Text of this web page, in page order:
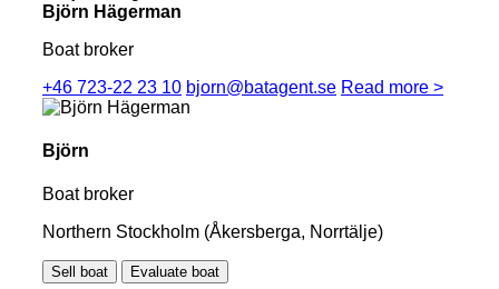
Björn Hägerman
Boat broker
+46 723-22 23 10 bjorn@batagent.se Read more >
Björn
Boat broker
Northern Stockholm (Åkersberga, Norrtälje)
Sell boat Evaluate boat